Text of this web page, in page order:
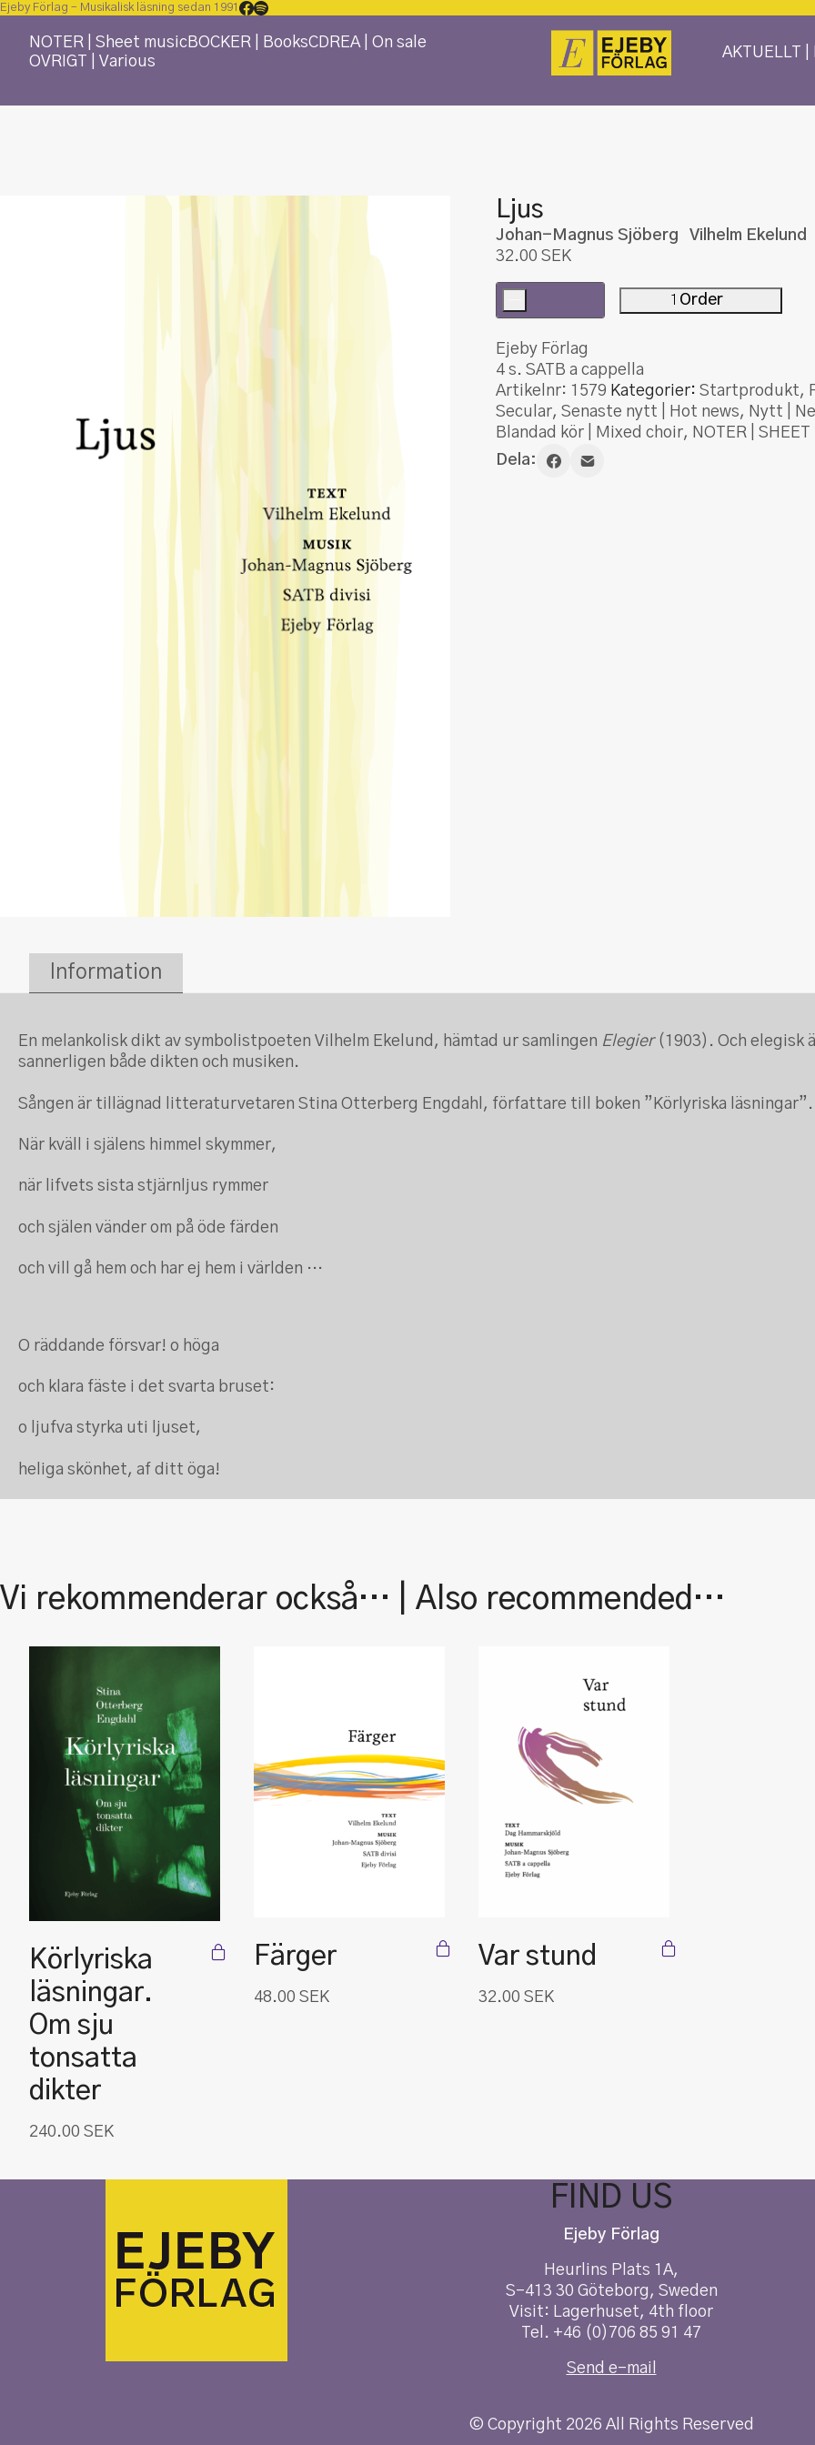
Ejeby Förlag – Musikalisk läsning sedan 1991
NOTER | Sheet musicBÖCKER | BooksCD REA | On sale
ÖVRIGT | Various
AKTUELLT |
Ljus
Johan-Magnus Sjöberg Vilhelm
32.00SEK
Ljus
Order
Ejeby Förlag
4 s. SATB a cappella
Artikelnr: 1579 Kategorier: Startprodukt,
Secular,Senaste nytt | Hot news, Nytt |
Blandad kör | Mixed choir, NOTER |
Dela:
Information
En melankolisk dikt av symbolistpoeten Vilhelm Ekelund, hämtad ur samlingen Elegier(1903). Och elegisk
sannerligen både dikten och musiken.
Sången är tillägnad litteraturvetaren Stina Otterberg Engdahl, författare till boken ”Körlyriska läsningar”.
När kväll i själens himmel skymmer,
när lifvets sista stjärnljus rymmer
och själen vänder om på öde färden
och vill gå hem och har ej hem i världen …
O räddande försvar! o höga
och klara fäste i det svarta bruset:
o ljufva styrka uti ljuset,
heliga skönhet, af ditt öga!
Vi rekommenderar också… | Also recommended…
Körlyriska
läsningar.
Om sju
tonsatta
dikter
240.00 SEK
Färger
48.00SEK
Var stund
32.00SEK
FIND US
Ejeby Förlag
Heurlins Plats 1A,
S-413 30 Göteborg, Sweden
Visit: Lagerhuset, 4th floor
Tel. +46 (0)706 85 91 47
Send e-mail
© Copyright 2026 All Rights Reserved